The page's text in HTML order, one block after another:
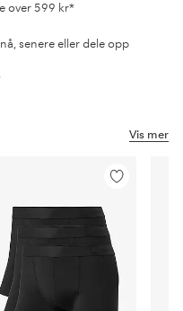
over 599 kr*
senere eller dele opp
Vis mer
Legg